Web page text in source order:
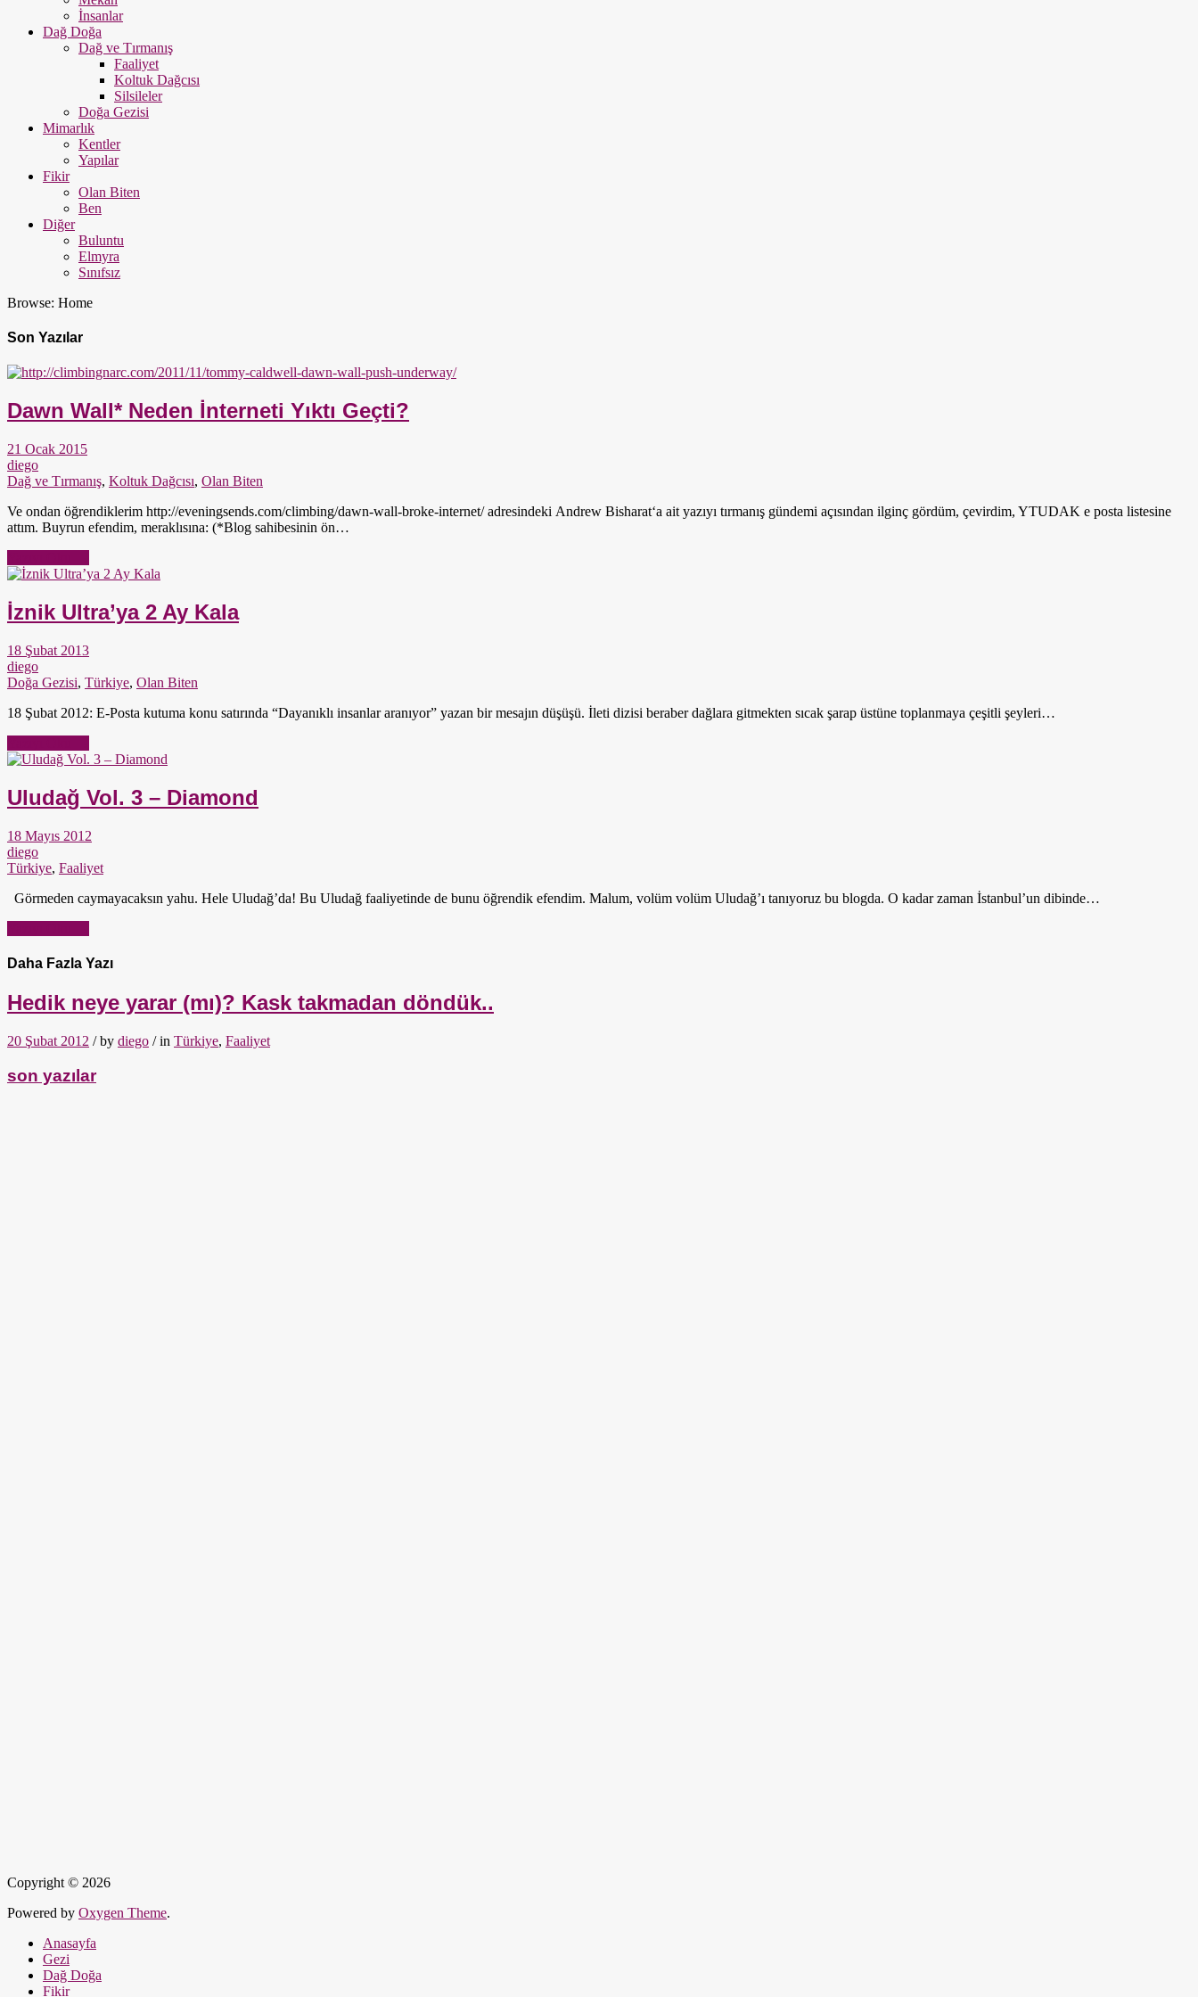
İnsanlar
Dağ Doğa
Dağ ve Tırmanış
Faaliyet
Koltuk Dağcısı
Silsileler
Doğa Gezisi
Mimarlık
Kentler
Yapılar
Fikir
Olan Biten
Ben
Diğer
Buluntu
Elmyra
Sınıfsız
Browse: Home
Son Yazılar
Dawn Wall* Neden İnterneti Yıktı Geçti?
21 Ocak 2015
diego
Dağ ve Tırmanış, Koltuk Dağcısı, Olan Biten
Ve ondan öğrendiklerim http://eveningsends.com/climbing/dawn-wall-broke-internet/ adresindeki Andrew Bisharat‘a ait yazıyı tırmanış gündemi açısından ilginç gördüm, çevirdim, YTUDAK e posta listesine
attım. Buyrun efendim, meraklısına: (*Blog sahibesinin ön…
İznik Ultra’ya 2 Ay Kala
18 Şubat 2013
diego
Doğa Gezisi, Türkiye, Olan Biten
18 Şubat 2012: E-Posta kutuma konu satırında “Dayanıklı insanlar aranıyor” yazan bir mesajın düşüşü. İleti dizisi beraber dağlara gitmekten sıcak şarap üstüne toplanmaya çeşitli şeyleri…
Uludağ Vol. 3 – Diamond
18 Mayıs 2012
diego
Türkiye, Faaliyet
Görmeden caymayacaksın yahu. Hele Uludağ’da! Bu Uludağ faaliyetinde de bunu öğrendik efendim. Malum, volüm volüm Uludağ’ı tanıyoruz bu blogda. O kadar zaman İstanbul’un dibinde…
Daha Fazla Yazı
Hedik neye yarar (mı)? Kask takmadan döndük..
20 Şubat 2012 / by diego / in Türkiye, Faaliyet
son yazılar
Copyright © 2026
Powered by Oxygen Theme.
Anasayfa
Gezi
Dağ Doğa
Fikir